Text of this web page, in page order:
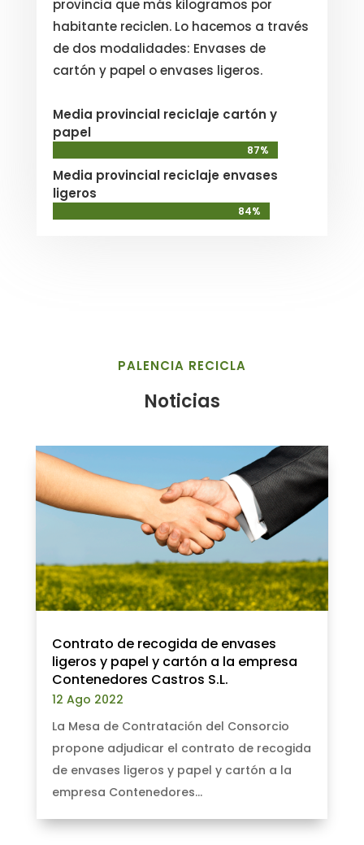
provincia que más kilogramos por
habitante reciclen. Lo hacemos a través
de dos modalidades: Envases de
cartón y papel o envases ligeros.
Media provincial reciclaje cartón y
papel
87%
87%
Media provincial reciclaje envases
ligeros
84%
84%
PALENCIA RECICLA
Noticias
Contrato de recogida de envases
ligeros y papel y cartón a la empresa
Contenedores Castros S.L.
12 Ago 2022
La Mesa de Contratación del Consorcio
propone adjudicar el contrato de recogida
de envases ligeros y papel y cartón a la
empresa Contenedores...